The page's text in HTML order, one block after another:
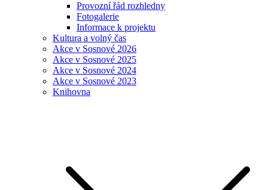
Provozní řád rozhledny
Fotogalerie
Informace k projektu
Kultura a volný čas
Akce v Sosnové 2026
Akce v Sosnové 2025
Akce v Sosnové 2024
Akce v Sosnové 2023
Knihovna